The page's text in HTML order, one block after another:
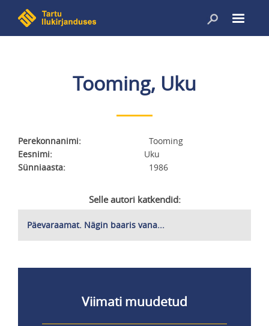
edasi
Tooming, Uku
Perekonnanimi
Tooming
Eesnimi
Uku
Sünniaasta
1986
Selle autori katkendid:
Päevaraamat. Nägin baaris vana...
Viimati muudetud